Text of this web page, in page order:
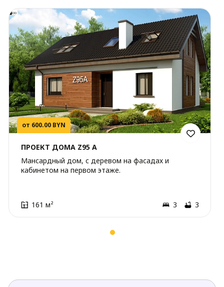
от 600.00 BYN
ПРОЕКТ ДОМА Z95 A
Мансардный дом, с деревом на фасадах и
кабинетом на первом этаже.
161 м² 3 3